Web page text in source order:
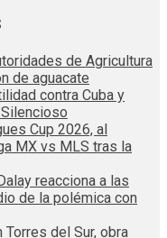
de Agricultura
de aguacate
contra Cuba y
Cup 2026, al
MX vs MLS tras la
reacciona a las
de la polémica con
Torres del Sur, obra